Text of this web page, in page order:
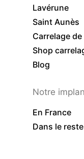
Lavérune
Saint Aunès
Carrelage
Shop
Blog
Notre
En France
Dans le